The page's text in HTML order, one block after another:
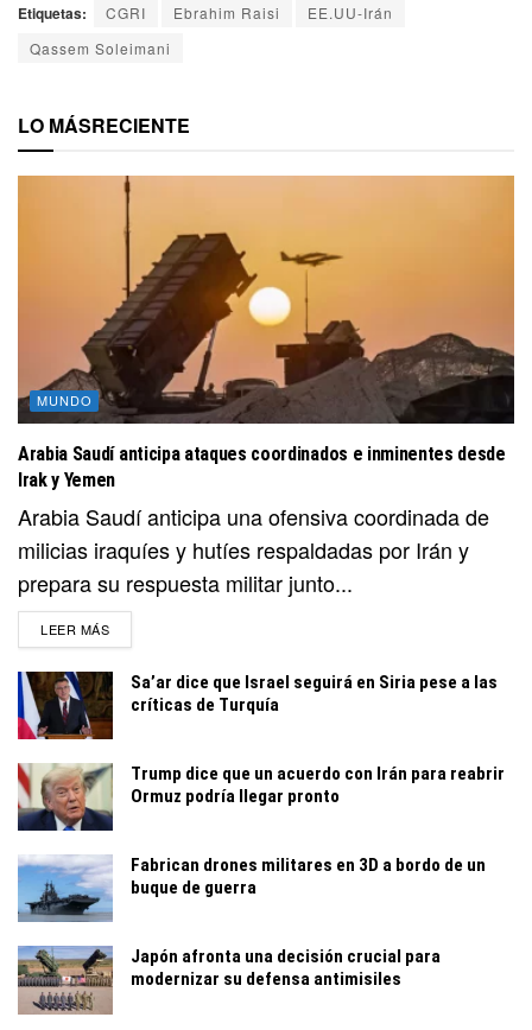
Etiquetas: CGRI Ebrahim Raisi
EE.UU-Irán
Qassem Soleimani
LO MÁSRECIENTE
MUNDO
Arabia Saudí anticipa ataques coordinados e inminentes desde
Irak y Yemen
Arabia Saudí anticipa una ofensiva coordinada de
milicias iraquíes y hutíes respaldadas por Irán y
prepara su respuesta militar junto...
LEER MÁSDETAILS
Sa’ar dice que Israel seguirá en Siria pese a las
críticas de Turquía
Trump dice que un acuerdo con Irán para reabrir
Ormuz podría llegar pronto
Fabrican drones militares en 3D a bordo de un
buque de guerra
Japón afronta una decisión crucial para
modernizar su defensa antimisiles